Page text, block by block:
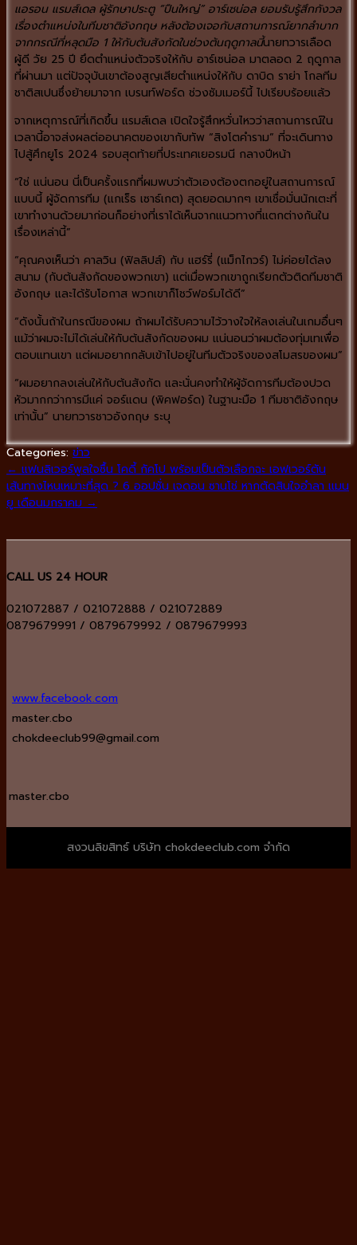
แอรอน แรมส์เดล ผู้รักษาประตู “ปืนใหญ่” อาร์เซน่อล ยอมรับรู้สึกกังวล
เรื่องตำแหน่งในทีมชาติอังกฤษ หลังต้องเจอกับสถานการณ์ยากลำบาก
จากกรณีที่หลุดมือ 1 ให้กับต้นสังกัดในช่วงต้นฤดูกาลนี้นายทวารเลือด
ผู้ดี วัย 25 ปี ยึดตำแหน่งตัวจริงให้กับ อาร์เซน่อล มาตลอด 2 ฤดูกาล
ที่ผ่านมา แต่ปัจจุบันเขาต้องสูญเสียตำแหน่งให้กับ ดาบิด ราย่า โกลทีม
ชาติสเปนซึ่งย้ายมาจาก เบรนท์ฟอร์ด ช่วงซัมเมอร์นี้ ไปเรียบร้อยแล้ว
จากเหตุการณ์ที่เกิดขึ้น แรมส์เดล เปิดใจรู้สึกหวั่นไหวว่าสถานการณ์ใน
เวลานี้อาจส่งผลต่ออนาคตของเขากับทัพ “สิงโตคำราม” ที่จะเดินทาง
ไปสู้ศึกยูโร 2024 รอบสุดท้ายที่ประเทศเยอรมนี กลางปีหน้า
“ใช่ แน่นอน นี่เป็นครั้งแรกที่ผมพบว่าตัวเองต้องตกอยู่ในสถานการณ์
แบบนี้ ผู้จัดการทีม (แกเร็ธ เซาธ์เกต) สุดยอดมากๆ เขาเชื่อมั่นนักเตะที่
เขาทำงานด้วยมาก่อนก็อย่างที่เราได้เห็นจากแนวทางที่แตกต่างกันใน
เรื่องเหล่านี้”
“คุณคงเห็นว่า คาลวิน (ฟิลลิปส์) กับ แฮร์รี่ (แม็กไกวร์) ไม่ค่อยได้ลง
สนาม (กับต้นสังกัดของพวกเขา) แต่เมื่อพวกเขาถูกเรียกตัวติดทีมชาติ
อังกฤษ และได้รับโอกาส พวกเขาก็โชว์ฟอร์มได้ดี”
“ดังนั้นถ้าในกรณีของผม ถ้าผมได้รับความไว้วางใจให้ลงเล่นในเกมอื่นๆ
แม้ว่าผมจะไม่ได้เล่นให้กับต้นสังกัดของผม แน่นอนว่าผมต้องทุ่มเทเพื่อ
ตอบแทนเขา แต่ผมอยากกลับเข้าไปอยู่ในทีมตัวจริงของสโมสรของผม”
“ผมอยากลงเล่นให้กับต้นสังกัด และนั่นคงทำให้ผู้จัดการทีมต้องปวด
หัวมากกว่าการมีแค่ จอร์แดน (พิคฟอร์ด) ในฐานะมือ 1 ทีมชาติอังกฤษ
เท่านั้น” นายทวารชาวอังกฤษ ระบุ
Categories:ข่าว
←แฟนลิเวอร์พูลใจชื้น โคดี้ กัคโป พร้อมเป็นตัวเลือกฉะ เอฟเวอร์ตัน
เส้นทางไหนเหมาะที่สุด ? 6 ออปชั่น เจดอน ซานโช่ หากตัดสินใจอำลา แมน
ยู เดือนมกราคม→
CALL US 24 HOUR
021072887 / 021072888 / 021072889
0879679991 / 0879679992 / 0879679993
www.facebook.com
master.cbo
chokdeeclub99@gmail.com
master.cbo
สงวนลิขสิทธ์ บริษัท chokdeeclub.com จำกัด